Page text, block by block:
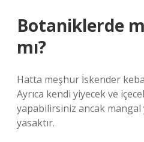
Botaniklerde
mı?
Hatta meşhur İskender
Ayrıca kendi yiyecek ve
yapabilirsiniz ancak
yasaktır.